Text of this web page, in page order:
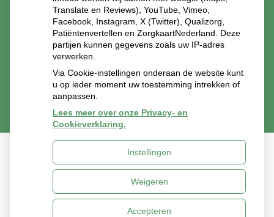
Cookie-instellingen
Translate en Reviews), YouTube, Vimeo,
Facebook, Instagram, X (Twitter), Qualizorg,
Patiëntenvertellen en ZorgkaartNederland. Deze
partijen kunnen gegevens zoals uw IP-adres
verwerken.
Via Cookie-instellingen onderaan de website kunt
u op ieder moment uw toestemming intrekken of
aanpassen.
Lees meer over onze Privacy- en
Cookieverklaring.
Instellingen
Weigeren
Accepteren